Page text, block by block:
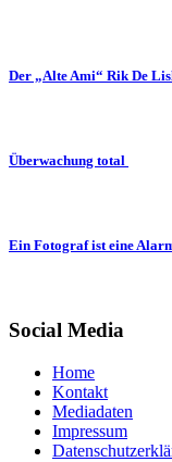
Der „Alte Ami“ Rik De
Überwachung total
Ein Fotograf ist eine
Social Media
Home
Kontakt
Mediadaten
Impressum